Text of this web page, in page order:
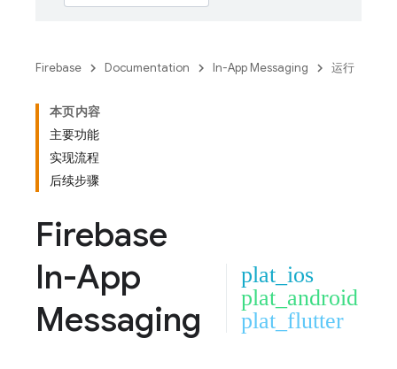
Firebase Documentation In-App Messaging 运行
本页内容
主要功能
实现流程
后续步骤
Firebase
In-App
Messaging
plat_ios
plat_android
plat_flutter